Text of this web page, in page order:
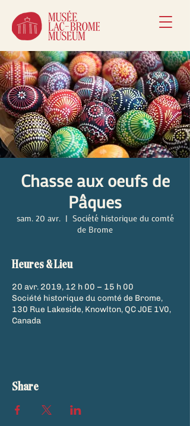
Chasse aux oeufs de
Pâques
sam. 20 avr.
  |
Société historique du comté
de Brome
Heures & Lieu
20 avr. 2019, 12 h 00 – 15 h 00
Société historique du comté de Brome,
130 Rue Lakeside, Knowlton, QC J0E 1V0,
Canada
Share